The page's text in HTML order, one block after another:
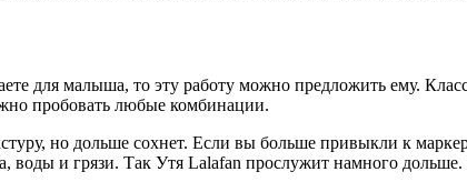
для малыша, то эту работу можно предложить ему.
пробовать любые комбинации.
но дольше сохнет. Если вы больше привыкли к
воды и грязи. Так Утя Lalafan прослужит намного